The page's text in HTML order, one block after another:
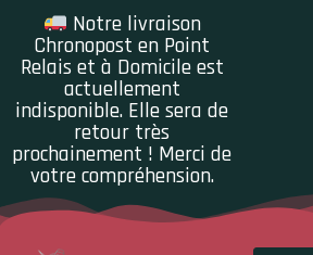
Notre livraison
Chronopost en Point
Relais et à Domicile est
actuellement
indisponible. Elle sera de
retour très
prochainement ! Merci de
votre compréhension.